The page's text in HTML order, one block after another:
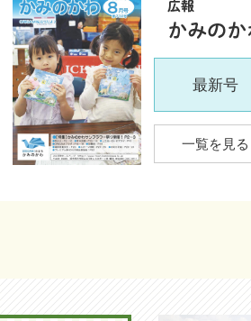
最新号
一覧を見る